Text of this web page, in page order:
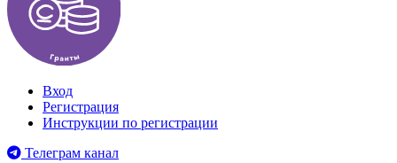
Вход
Регистрация
Инструкции по регистрации
Телеграм канал